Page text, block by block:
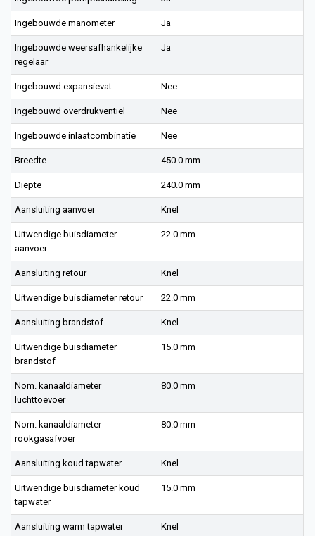
Ingebouwde manometer Ja
Ingebouwde weersafhankelijke
regelaar
Ja
Ingebouwd expansievat Nee
Ingebouwd overdrukventiel Nee
Ingebouwde inlaatcombinatie Nee
Breedte 450.0 mm
Diepte 240.0 mm
Aansluiting aanvoer Knel
Uitwendige buisdiameter
aanvoer
22.0 mm
Aansluiting retour Knel
Uitwendige buisdiameter retour 22.0 mm
Aansluiting brandstof Knel
Uitwendige buisdiameter
brandstof
15.0 mm
Nom. kanaaldiameter
luchttoevoer
80.0 mm
Nom. kanaaldiameter
rookgasafvoer
80.0 mm
Aansluiting koud tapwater Knel
Uitwendige buisdiameter koud
tapwater
15.0 mm
Aansluiting warm tapwater Knel